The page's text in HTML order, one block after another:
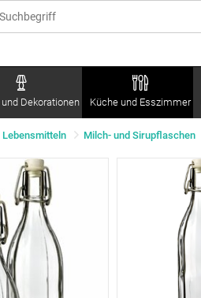
Dekorationen Küche und Esszimmer
Milch- und Sirupflaschen